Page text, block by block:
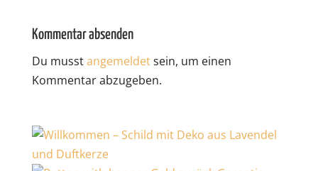
Kommentar absenden
Du musstangemeldetsein, um einen
Kommentar abzugeben.